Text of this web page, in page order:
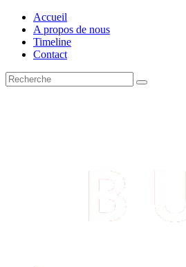
Accueil
A propos de nous
Timeline
Contact